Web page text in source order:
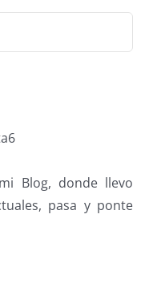
Blog, donde llevo
pasa y ponte